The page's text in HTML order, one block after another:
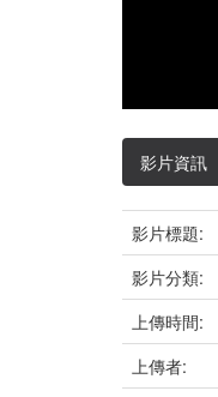
影片資訊
影片標題:
影片分類:
上傳時間:
上傳者: